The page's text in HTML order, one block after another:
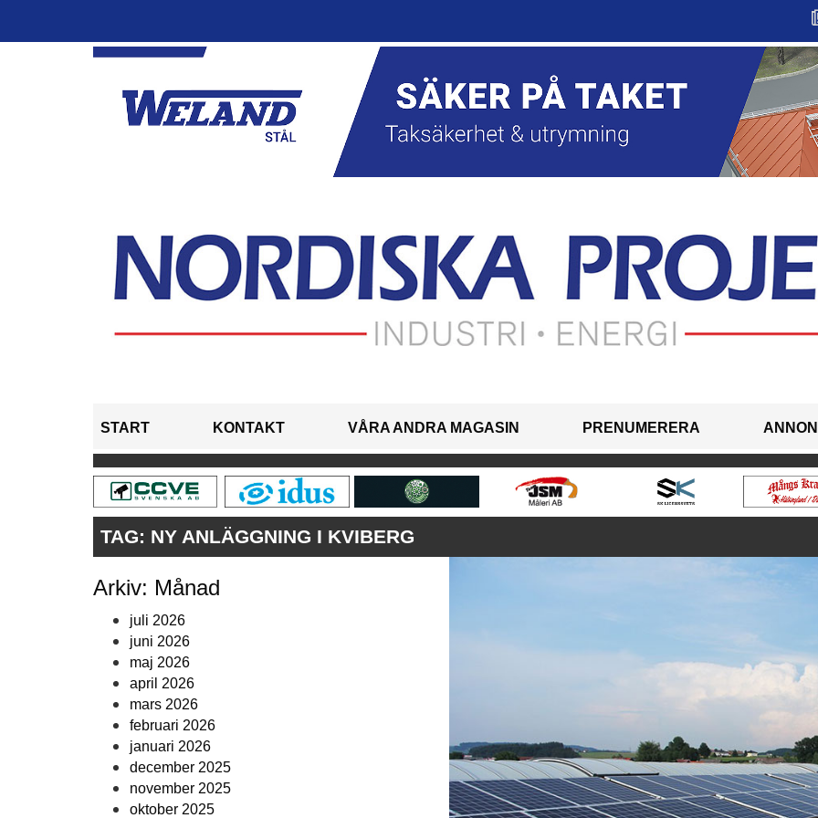
START KONTAKT VÅRA ANDRA MAGASIN PRENUMERERA
TAG: NY ANLÄGGNING I KVIBERG
Arkiv: Månad
juli 2026
juni 2026
maj 2026
april 2026
mars 2026
februari 2026
januari 2026
december 2025
november 2025
oktober 2025